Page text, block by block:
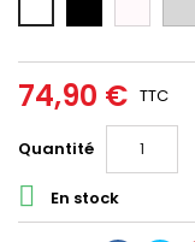
clair
74,90 € TTC
Quantité
 En stock